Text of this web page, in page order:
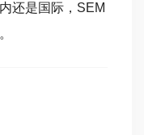
还是国际，SEM